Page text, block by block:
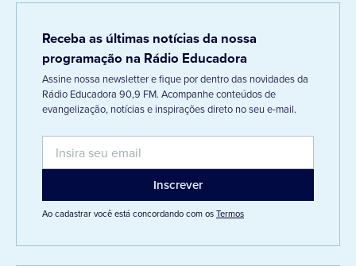
Receba as últimas notícias da nossa
programação na Rádio Educadora
Assine nossa newsletter e fique por dentro das novidades da
Rádio Educadora 90,9 FM. Acompanhe conteúdos de
evangelização, notícias e inspirações direto no seu e-mail.
Ao cadastrar você está concordando com osTermos